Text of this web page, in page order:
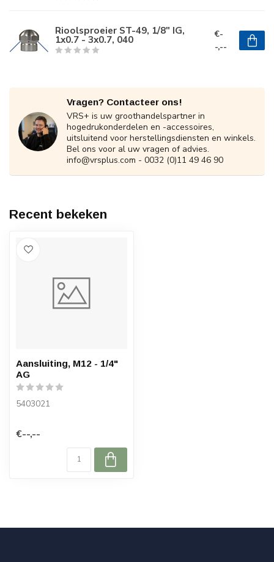
Rioolsproeier ST-49, 1/8" IG,
1x0.7 - 3x0.7, 040
€-
-,--
Vragen? Contacteer ons!
VRS+ is uw groothandelspartner in
hogedrukonderdelen en -accessoires,
uitsluitend voor herstellingsdiensten en winkels.
Bel ons voor al uw vragen of advies.
info@vrsplus.com - 0032 (0)11 49 46 90
Recent bekeken
Aansluiting, M12 - 1/4"
AG
5403021
€--,--